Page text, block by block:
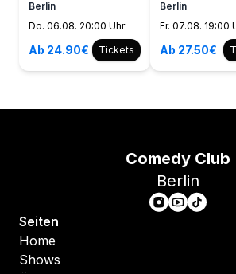
Berlin
Do. 06.08. 20:00 Uhr
Ab 24.90€ Tickets
Berlin
Fr. 07.08. 19:00
Ab 27.50€
Comedy Club
Berlin
Seiten
Home
Shows